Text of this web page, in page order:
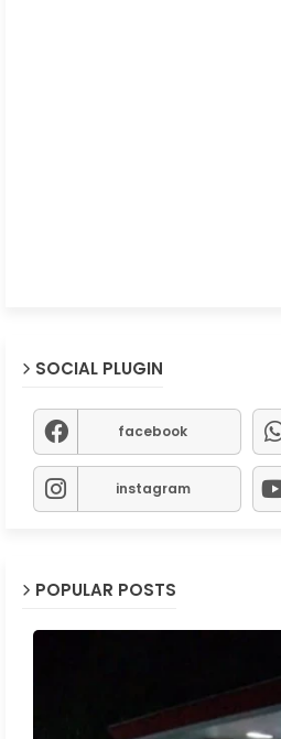
SOCIAL PLUGIN
facebook
instagram
POPULAR POSTS